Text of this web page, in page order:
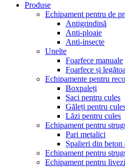
Produse
Echipament pentru de
Antigrindină
Anti-ploaie
Anti-insecte
Unelte
Foarfece manuale
Foarfece și
Echipamente pentru
Boxpaleți
Saci pentru cules
Găleți pentru
Lăzi pentru cules
Echipament pentru
Pari metalici
Șpalieri din beton
Echipament pentru
Echipament pentru livezi